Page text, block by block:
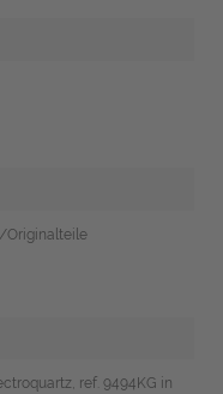
Originalteile
ref. 9494KG in